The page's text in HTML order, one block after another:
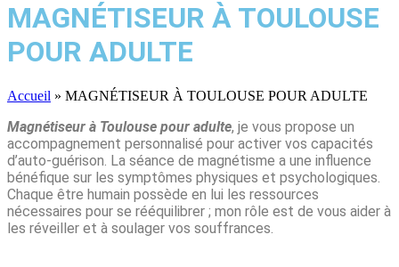
MAGNÉTISEUR À TOULOUSE
POUR ADULTE
Accueil » MAGNÉTISEUR À TOULOUSE POUR ADULTE
Magnétiseur à Toulouse pour adulte, je vous propose un
accompagnement personnalisé pour activer vos capacités
d’auto-guérison. La séance de magnétisme a une influence
bénéfique sur les symptômes physiques et psychologiques.
Chaque être humain possède en lui les ressources
nécessaires pour se rééquilibrer ; mon rôle est de vous aider à
les réveiller et à soulager vos souffrances.